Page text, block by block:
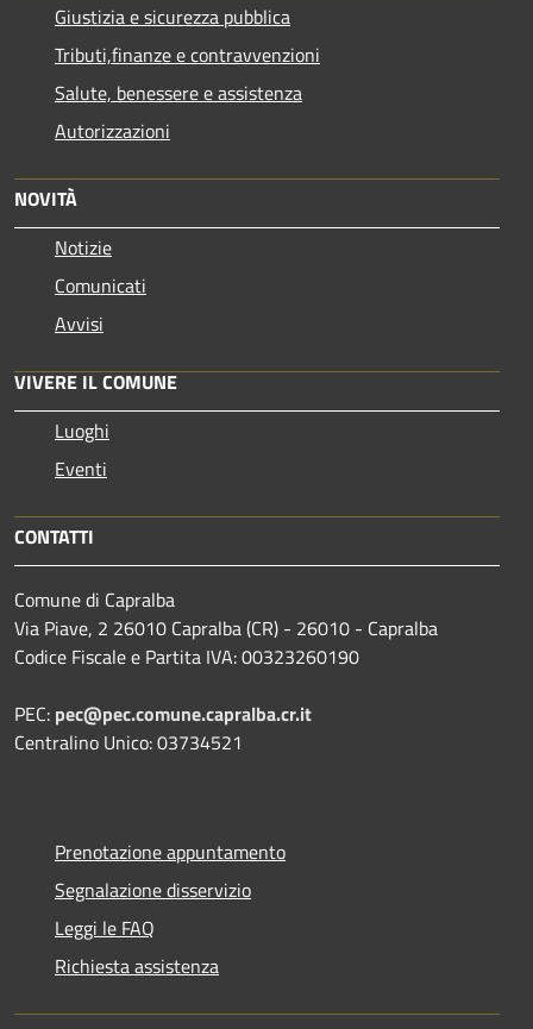
Giustizia e sicurezza pubblica
Tributi,finanze e contravvenzioni
Salute, benessere e assistenza
Autorizzazioni
NOVITÀ
Notizie
Comunicati
Avvisi
VIVERE IL COMUNE
Luoghi
Eventi
CONTATTI
Comune di Capralba
Via Piave, 2 26010 Capralba (CR) - 26010 - Capralba
Codice Fiscale e Partita IVA: 00323260190
PEC: pec@pec.comune.capralba.cr.it
Centralino Unico: 03734521
Prenotazione appuntamento
Segnalazione disservizio
Leggi le FAQ
Richiesta assistenza